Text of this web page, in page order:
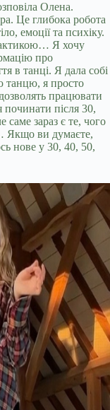
Олена.
Це глибока робота
емоції та психіку.
Я хочу
про
в танці. Я дала собі
танцю, я просто
працювати
після 30,
саме зараз є те, чого
Якщо ви думаєте,
нове у 30, 40, 50,